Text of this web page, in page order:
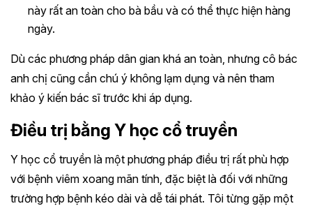
này rất an toàn cho bà bầu và có thể thực hiện hàng
ngày.
Dù các phương pháp dân gian khá an toàn, nhưng cô bác
anh chị cũng cần chú ý không lạm dụng và nên tham
khảo ý kiến bác sĩ trước khi áp dụng.
Điều trị bằng Y học cổ truyền
Y học cổ truyền là một phương pháp điều trị rất phù hợp
với bệnh viêm xoang mãn tính, đặc biệt là đối với những
trường hợp bệnh kéo dài và dễ tái phát. Tôi từng gặp một